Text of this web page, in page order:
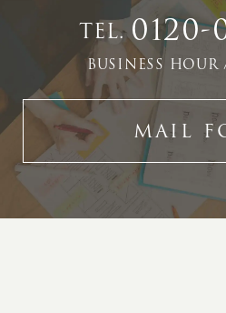
TEL.0120-
BUSINESS HOUR
MAIL